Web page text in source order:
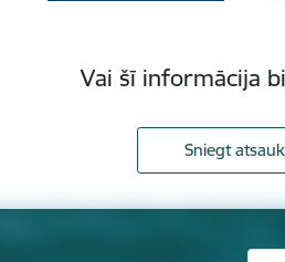
Vai šī informācija
Sniegt